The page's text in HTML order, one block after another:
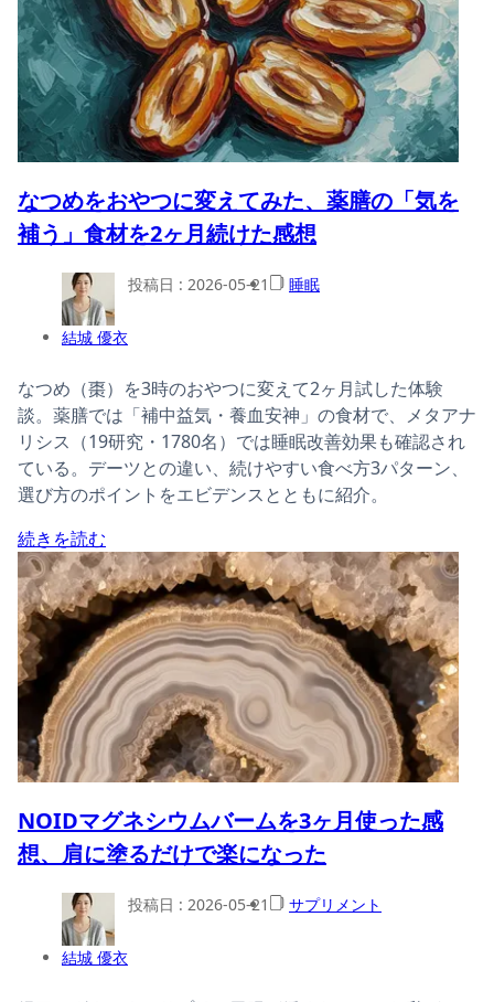
なつめをおやつに変えてみた、薬膳の「気を
補う」食材を2ヶ月続けた感想
結城 優衣
投稿日 : 2026-05-21 睡眠
なつめ（棗）を3時のおやつに変えて2ヶ月試した体験
談。薬膳では「補中益気・養血安神」の食材で、メタアナ
リシス（19研究・1780名）では睡眠改善効果も確認され
ている。デーツとの違い、続けやすい食べ方3パターン、
選び方のポイントをエビデンスとともに紹介。
続きを読む
NOIDマグネシウムバームを3ヶ月使った感
想、肩に塗るだけで楽になった
結城 優衣
投稿日 : 2026-05-21 サプリメント